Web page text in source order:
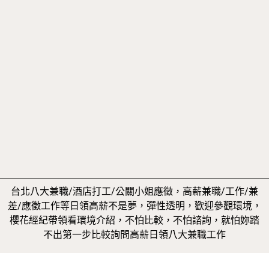
台北八大兼職/酒店打工/公關小姐應徵，高薪兼職/工作/兼
差/應徵工作等日領高薪不是夢，彈性透明，歡迎參觀環境，
櫻花經紀帶領看環境介紹，不怕比較，不怕諮詢，就怕妳踏
不出第一步比較詢問高薪日領八大兼職工作